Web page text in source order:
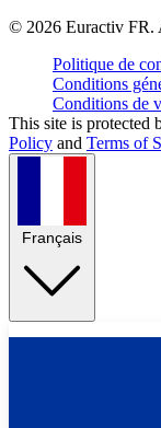
© 2026 Euractiv FR.
Politique de
Conditions
Conditions de
This site is
Policy and Terms of
Français